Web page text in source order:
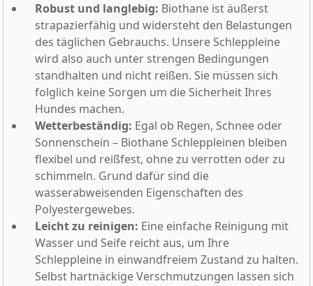
Robust und langlebig: Biothane ist äußerst
strapazierfähig und widersteht den Belastungen
des täglichen Gebrauchs. Unsere Schleppleine
wird also auch unter strengen Bedingungen
standhalten und nicht reißen. Sie müssen sich
folglich keine Sorgen um die Sicherheit Ihres
Hundes machen.
Wetterbeständig: Egal ob Regen, Schnee oder
Sonnenschein – Biothane Schleppleinen bleiben
flexibel und reißfest, ohne zu verrotten oder zu
schimmeln. Grund dafür sind die
wasserabweisenden Eigenschaften des
Polyestergewebes.
Leicht zu reinigen: Eine einfache Reinigung mit
Wasser und Seife reicht aus, um Ihre
Schleppleine in einwandfreiem Zustand zu halten.
Selbst hartnäckige Verschmutzungen lassen sich